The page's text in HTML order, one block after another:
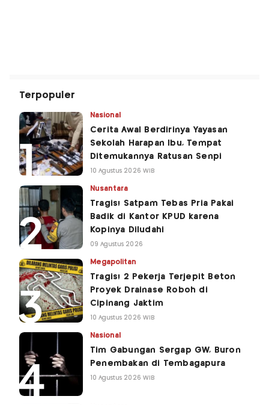
Terpopuler
Nasional
Cerita Awal Berdirinya Yayasan
Sekolah Harapan Ibu, Tempat
Ditemukannya Ratusan Senpi
10 Agustus 2026 WIB
Nusantara
Tragis! Satpam Tebas Pria Pakai
Badik di Kantor KPUD karena
Kopinya Diludahi
09 Agustus 2026
Megapolitan
Tragis! 2 Pekerja Terjepit Beton
Proyek Drainase Roboh di
Cipinang Jaktim
10 Agustus 2026 WIB
Nasional
Tim Gabungan Sergap GW, Buron
Penembakan di Tembagapura
10 Agustus 2026 WIB